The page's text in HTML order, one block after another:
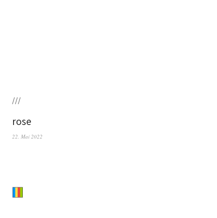
///
rose
22. Mai 2022